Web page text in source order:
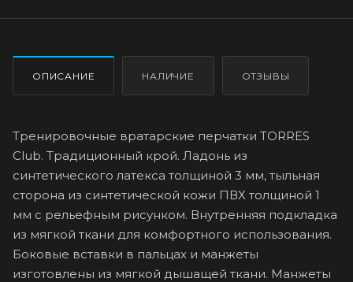
ОПИСАНИЕ НАЛИЧИЕ ОТЗЫВЫ
Тренировочные вратарские перчатки TORRES
Club. Традиционный крой. Ладонь из
синтетического латекса толщиной 3 мм, тыльная
сторона из синтетической кожи ПВХ толщиной 1
мм с рельефным рисунком. Внутренняя подкладка
из мягкой ткани для комфортного использования.
Боковые вставки в пальцах и манжеты
изготовлены из мягкой дышащей ткани. Манжеты